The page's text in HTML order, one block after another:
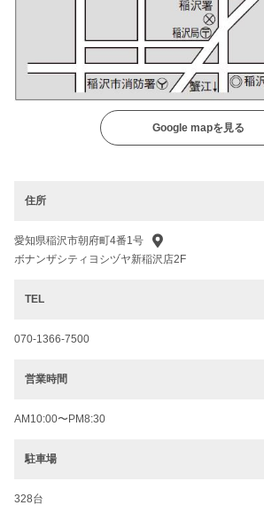
Google mapを見る
住所
愛知県稲沢市朝府町4番1号
ボナンザシティヨシヅヤ新稲沢店2F
TEL
070-1366-7500
営業時間
AM10:00〜PM8:30
駐車場
328台